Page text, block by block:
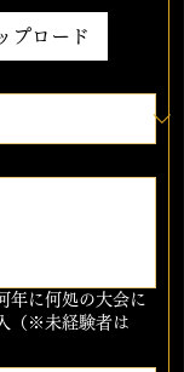
プロード
年に何処の大会に
（※未経験者は